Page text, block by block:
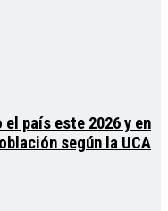
país este 2026 y en
según la UCA